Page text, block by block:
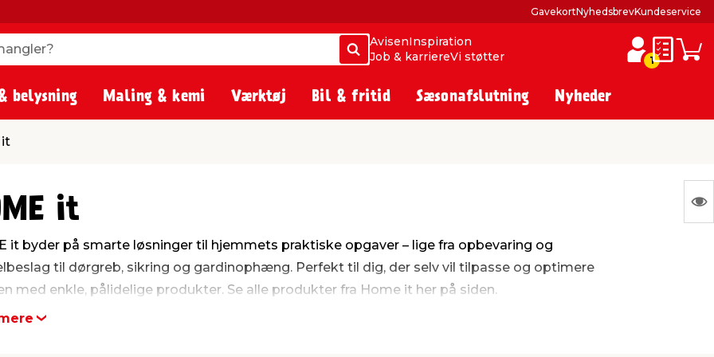
Søg
Søg
AvisenInspiration
Job & karriereVi støtter 1
GavekortNyhedsbrevKundeservice
belysning Maling & kemi Værktøj Bil & fritid Sæsonafslutning Nyheder
it
it
it byder på smarte løsninger til hjemmets praktiske opgaver – lige fra opbevaring og
til dørgreb, sikring og gardinophæng. Perfekt til dig, der selv vil tilpasse og optimere
med enkle, pålidelige produkter. Se alle produkter fra Home it her på siden.